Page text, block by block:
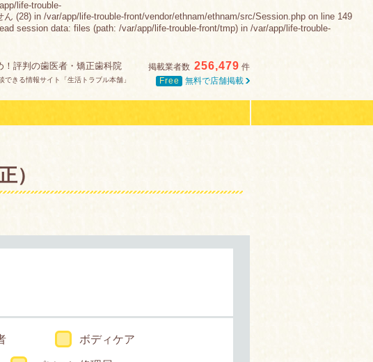
life-trouble-
(28) in /var/app/life-trouble-front/vendor/ethnam/ethnam/src/Session.php on line 149
session data: files (path: /var/app/life-trouble-front/tmp) in /var/app/life-trouble-
！評判の歯医者・矯正歯科院
きる情報サイト「生活トラブル本舗」
掲載業者数 256,479 件
Free
無料で店舗掲載
）
ボディケア